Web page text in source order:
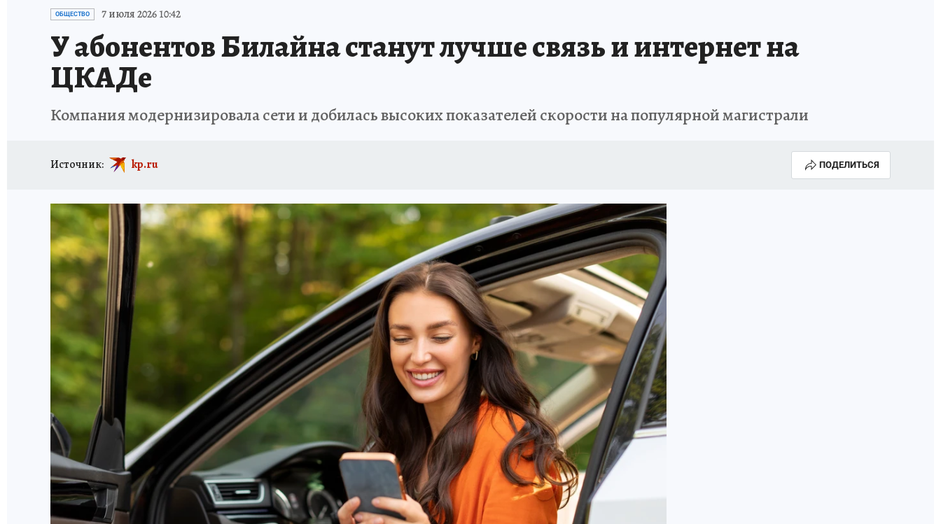
ИСПЫТАНО НА СЕБЕ
ОБЩЕСТВО 7 июля 2026 10:42
У абонентов Билайна станут лучше связь и интернет на
ЦКАДе
Компания модернизировала сети и добилась высоких показателей скорости на популярной магистрали
Источник: kp.ru ПОДЕЛИТЬСЯ